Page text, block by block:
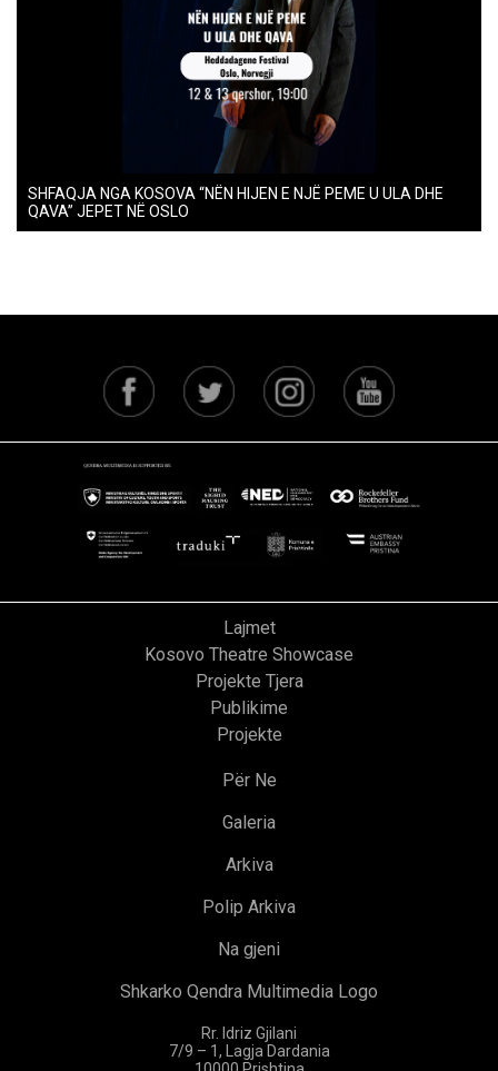
SHFAQJA NGA KOSOVA “NËN HIJEN E NJË PEME U ULA DHE
QAVA” JEPET NË OSLO
Lajmet
Kosovo Theatre Showcase
Projekte Tjera
Publikime
Projekte
Për Ne
Galeria
Arkiva
Polip Arkiva
Na gjeni
Shkarko Qendra Multimedia Logo
Rr. Idriz Gjilani
7/9 – 1, Lagja Dardania